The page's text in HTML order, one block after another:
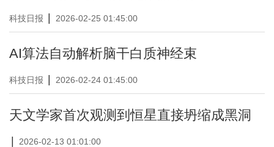
科技日报 2026-02-25 01:45:00
AI算法自动解析脑干白质神经束
科技日报 2026-02-24 01:45:00
天文学家首次观测到恒星直接坍缩成黑洞
2026-02-13 01:01:00